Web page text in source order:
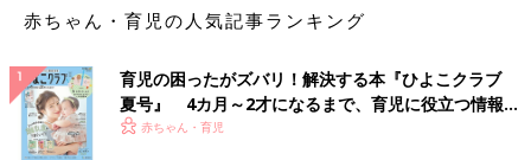
赤ちゃん・育児の人気記事ランキング
育児の困ったがズバリ！解決する本『ひよこクラブ
夏号』 4カ月～2才になるまで、育児に役立つ情報が
いっぱい！
赤ちゃん・育児